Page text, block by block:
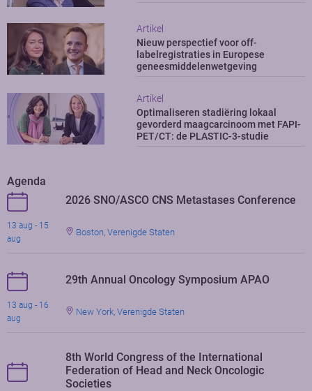
Artikel
Nieuw perspectief voor off-
labelregistraties in Europese
geneesmiddelenwetgeving
Artikel
Optimaliseren stadiëring lokaal
gevorderd maagcarcinoom met FAPI-
PET/CT: de PLASTIC-3-studie
Agenda
2026 SNO/ASCO CNS Metastases Conference
13 aug - 15
aug
Boston, Verenigde Staten
29th Annual Oncology Symposium APAO
13 aug - 16
aug
New York, Verenigde Staten
8th World Congress of the International
Federation of Head and Neck Oncologic
Societies